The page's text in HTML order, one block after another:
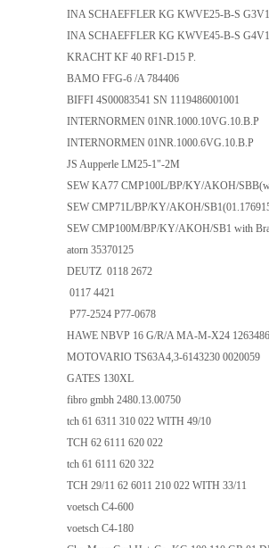
INA SCHAEFFLER KG KWVE25-B-S G3V1
INA SCHAEFFLER KG KWVE45-B-S G4V1
KRACHT KF 40 RF1-D15 P.
BAMO FFG-6 /A 784406
BIFFI 4S00083541 SN 1119486001001
INTERNORMEN 01NR.1000.10VG.10.B.P
INTERNORMEN 01NR.1000.6VG.10.B.P
JS Aupperle LM25-1"-2M
SEW KA77 CMP100L/BP/KY/AKOH/
SEW CMP71L/BP/KY/AKOH/
SEW CMP100M/BP/KY/AKOH/SB1 with
atorn 35370125
DEUTZ 0118 2672
0117 4421
P77-2524 P77-0678
HAWE NBVP 16 G/R/A MA-M-X24 1263486
MOTOVARIO TS63A4,3-6143230 0020059
GATES 130XL
fibro gmbh 2480.13.00750
tch 61 6311 310 022 WITH 49/10
TCH 62 6111 620 022
tch 61 6111 620 322
TCH 29/11 62 6011 210 022 WITH 33/11
voetsch C4-600
voetsch C4-180